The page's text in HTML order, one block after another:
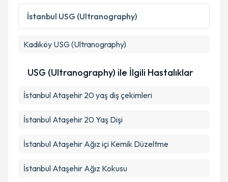
İstanbul USG (Ultranography)
Kadıköy USG (Ultranography)
USG (Ultranography) ile İlgili Hastalıklar
İstanbul Ataşehir 20 yaş diş çekimleri
İstanbul Ataşehir 20 Yaş Dişi
İstanbul Ataşehir Ağız içi Kemik Düzeltme
İstanbul Ataşehir Ağız Kokusu